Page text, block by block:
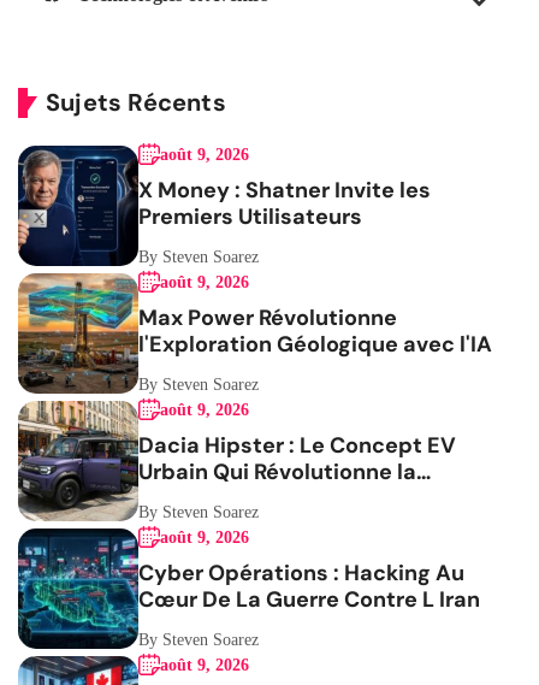
Sujets Récents
août 9, 2026
X Money : Shatner Invite les
Premiers Utilisateurs
By Steven Soarez
août 9, 2026
Max Power Révolutionne
l'Exploration Géologique avec l'IA
By Steven Soarez
août 9, 2026
Dacia Hipster : Le Concept EV
Urbain Qui Révolutionne la
Mobilité
By Steven Soarez
août 9, 2026
Cyber Opérations : Hacking Au
Cœur De La Guerre Contre L Iran
By Steven Soarez
août 9, 2026